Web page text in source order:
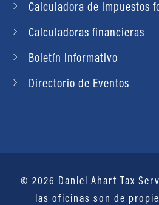
Calculadora de impuestos
Calculadoras financieras
Boletín informativo
Directorio de Eventos
© 2026 Daniel Ahart Tax
las oficinas son de